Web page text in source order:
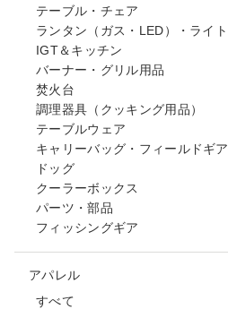
テーブル・チェア
ランタン（ガス・LED）・ライト
IGT＆キッチン
バーナー・グリル用品
焚火台
調理器具（クッキング用品）
テーブルウェア
キャリーバッグ・フィールドギア
ドッグ
クーラーボックス
パーツ・部品
フィッシングギア
アパレル
すべて